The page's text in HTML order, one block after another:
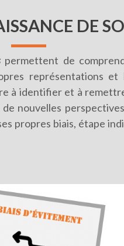
DE
permettent de
représentations
à identifier et à
nouvelles
propres biais, étape